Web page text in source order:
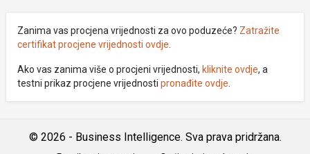
Zanima vas procjena vrijednosti za ovo poduzeće? Zatražite
certifikat procjene vrijednosti ovdje
Ako vas zanima više o procjeni vrijednosti, kliknite ovdje, a
testni prikaz procjene vrijednosti pronađite ovdje
© 2026 - Business Intelligence. Sva prava pridržana.